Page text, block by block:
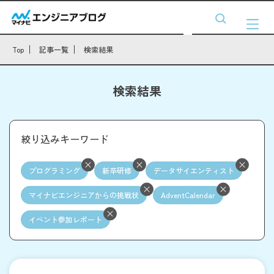
Top 記事一覧 検索結果
検索結果
絞り込みキーワード
プログラミング 新卒研修 データサイエンティスト
マイナビエンジニアからの挑戦状 AdventCalendar
イベント参加レポート